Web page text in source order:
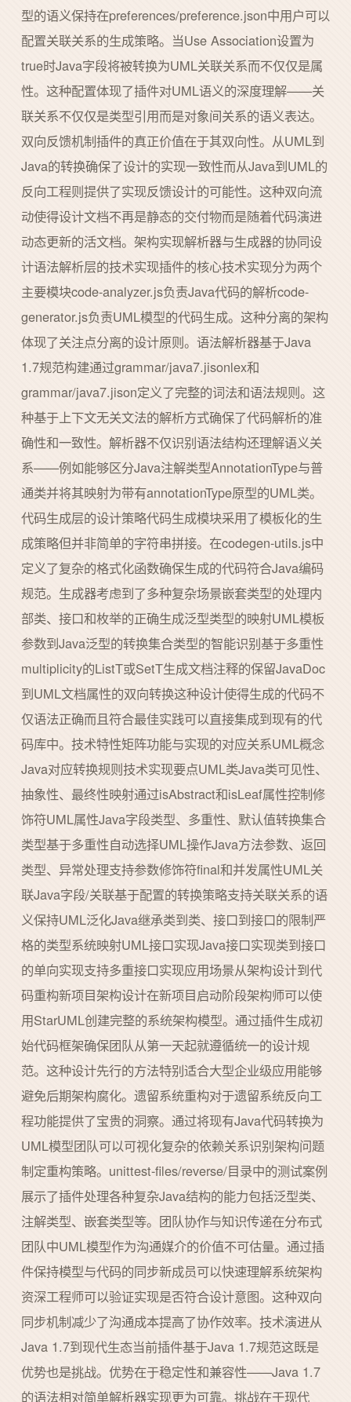
型的语义保持在preferences/preference.json中用户可以
配置关联关系的生成策略。当Use Association设置为
true时Java字段将被转换为UML关联关系而不仅仅是属
性。这种配置体现了插件对UML语义的深度理解——关
联关系不仅仅是类型引用而是对象间关系的语义表达。
双向反馈机制插件的真正价值在于其双向性。从UML到
Java的转换确保了设计的实现一致性而从Java到UML的
反向工程则提供了实现反馈设计的可能性。这种双向流
动使得设计文档不再是静态的交付物而是随着代码演进
动态更新的活文档。架构实现解析器与生成器的协同设
计语法解析层的技术实现插件的核心技术实现分为两个
主要模块code-analyzer.js负责Java代码的解析code-
generator.js负责UML模型的代码生成。这种分离的架构
体现了关注点分离的设计原则。语法解析器基于Java
1.7规范构建通过grammar/java7.jisonlex和
grammar/java7.jison定义了完整的词法和语法规则。这
种基于上下文无关文法的解析方式确保了代码解析的准
确性和一致性。解析器不仅识别语法结构还理解语义关
系——例如能够区分Java注解类型AnnotationType与普
通类并将其映射为带有annotationType原型的UML类。
代码生成层的设计策略代码生成模块采用了模板化的生
成策略但并非简单的字符串拼接。在codegen-utils.js中
定义了复杂的格式化函数确保生成的代码符合Java编码
规范。生成器考虑到了多种复杂场景嵌套类型的处理内
部类、接口和枚举的正确生成泛型类型的映射UML模板
参数到Java泛型的转换集合类型的智能识别基于多重性
multiplicity的ListT或SetT生成文档注释的保留JavaDoc
到UML文档属性的双向转换这种设计使得生成的代码不
仅语法正确而且符合最佳实践可以直接集成到现有的代
码库中。技术特性矩阵功能与实现的对应关系UML概念
Java对应转换规则技术实现要点UML类Java类可见性、
抽象性、最终性映射通过isAbstract和isLeaf属性控制修
饰符UML属性Java字段类型、多重性、默认值转换集合
类型基于多重性自动选择UML操作Java方法参数、返回
类型、异常处理支持参数修饰符final和并发属性UML关
联Java字段/关联基于配置的转换策略支持关联关系的语
义保持UML泛化Java继承类到类、接口到接口的限制严
格的类型系统映射UML接口实现Java接口实现类到接口
的单向实现支持多重接口实现应用场景从架构设计到代
码重构新项目架构设计在新项目启动阶段架构师可以使
用StarUML创建完整的系统架构模型。通过插件生成初
始代码框架确保团队从第一天起就遵循统一的设计规
范。这种设计先行的方法特别适合大型企业级应用能够
避免后期架构腐化。遗留系统重构对于遗留系统反向工
程功能提供了宝贵的洞察。通过将现有Java代码转换为
UML模型团队可以可视化复杂的依赖关系识别架构问题
制定重构策略。unittest-files/reverse/目录中的测试案例
展示了插件处理各种复杂Java结构的能力包括泛型类、
注解类型、嵌套类型等。团队协作与知识传递在分布式
团队中UML模型作为沟通媒介的价值不可估量。通过插
件保持模型与代码的同步新成员可以快速理解系统架构
资深工程师可以验证实现是否符合设计意图。这种双向
同步机制减少了沟通成本提高了协作效率。技术演进从
Java 1.7到现代生态当前插件基于Java 1.7规范这既是
优势也是挑战。优势在于稳定性和兼容性——Java 1.7
的语法相对简单解析器实现更为可靠。挑战在于现代